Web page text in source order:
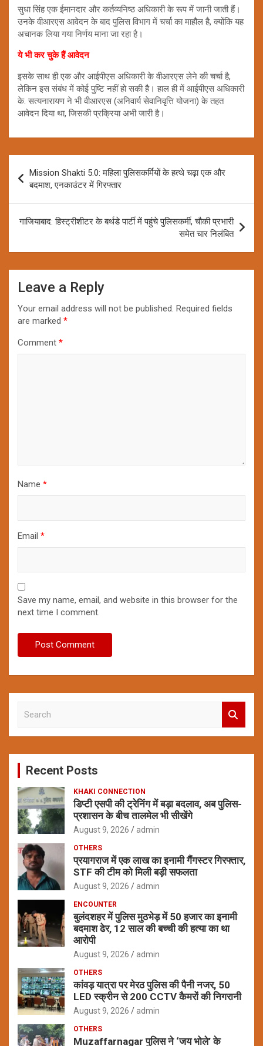
सुधा सिंह एक ईमानदार और कर्तव्यनिष्ठ अधिकारी के रूप में जानी जाती हैं।
उनके वीआरएस आवेदन के बाद पुलिस विभाग में चर्चा का माहौल है, क्योंकि यह
अचानक लिया गया निर्णय माना जा रहा है।
ये भी कर चुके हैं आवेदन
इसके साथ ही एक और आईपीएस अधिकारी के वीआरएस लेने की चर्चा है,
लेकिन इस संबंध में कोई पुष्टि नहीं हो सकी है। हाल ही में आईपीएस अधिकारी
के. सत्यनारायण ने भी वीआरएस (अनिवार्य सेवानिवृत्ति योजना) के तहत
आवेदन दिया था, जिसकी प्रक्रिया अभी जारी है।
navigation
Mission Shakti 5.0: महिला पुलिसकर्मियों के हत्थे चढ़ा एक और
बदमाश, एनकाउंटर में गिरफ्तार
गाजियाबाद: हिस्ट्रीशीटर के बर्थडे पार्टी में पहुंचे पुलिसकर्मी, चौकी प्रभारी
समेत चार निलंबित
Leave a Reply
Your email address will not be published. Required fields
are marked *
Comment *
Name *
Email *
Save my name, email, and website in this browser for the
next time I comment.
c
Recent Posts
KHAKI CONNECTION
डिप्टी एसपी की ट्रेनिंग में बड़ा बदलाव, अब पुलिस-
प्रशासन के बीच तालमेल भी सीखेंगे
August 9, 2026 admin
OTHERS
प्रयागराज में एक लाख का इनामी गैंगस्टर गिरफ्तार,
STF की टीम को मिली बड़ी सफलता
August 9, 2026 admin
ENCOUNTER
बुलंदशहर में पुलिस मुठभेड़ में 50 हजार का इनामी
बदमाश ढेर, 12 साल की बच्ची की हत्या का था
आरोपी
August 9, 2026 admin
OTHERS
कांवड़ यात्रा पर मेरठ पुलिस की पैनी नजर, 50
LED स्क्रीन से 200 CCTV कैमरों की निगरानी
August 9, 2026 admin
OTHERS
Muzaffarnagar पुलिस ने ‘जय भोले’ के